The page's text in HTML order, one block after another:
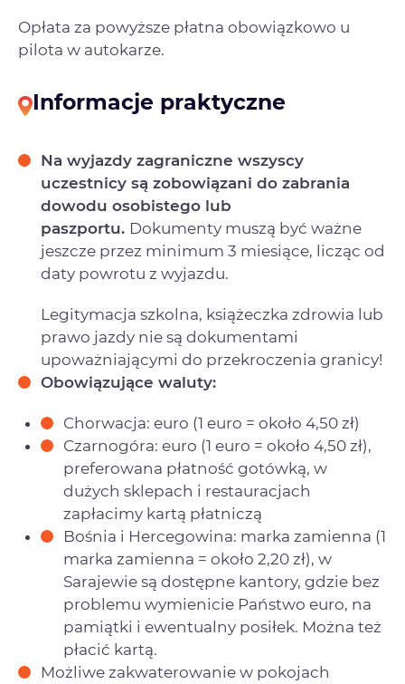
Opłata za powyższe płatna obowiązkowo u
pilota w autokarze.
Informacje praktyczne
Na wyjazdy zagraniczne wszyscy
uczestnicy są zobowiązani do zabrania
dowodu osobistego lub
paszportu. Dokumenty muszą być ważne
jeszcze przez minimum 3 miesiące, licząc od
daty powrotu z wyjazdu.
Legitymacja szkolna, książeczka zdrowia lub
prawo jazdy nie są dokumentami
upoważniającymi do przekroczenia granicy!
Obowiązujące waluty:
Chorwacja: euro (1 euro = około 4,50 zł)
Czarnogóra: euro (1 euro = około 4,50 zł),
preferowana płatność gotówką, w
dużych sklepach i restauracjach
zapłacimy kartą płatniczą
Bośnia i Hercegowina: marka zamienna (1
marka zamienna = około 2,20 zł), w
Sarajewie są dostępne kantory, gdzie bez
problemu wymienicie Państwo euro, na
pamiątki i ewentualny posiłek. Można też
płacić kartą.
Możliwe zakwaterowanie w pokojach